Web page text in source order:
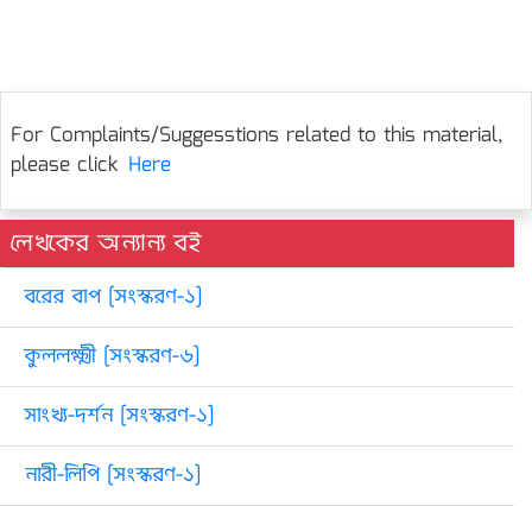
For Complaints/Suggesstions related to this material,
please click Here
লেখকের অন্যান্য বই
বরের বাপ [সংস্করণ-১]
কুললক্ষ্মী [সংস্করণ-৬]
সাংখ্য-দর্শন [সংস্করণ-১]
নারী-লিপি [সংস্করণ-১]